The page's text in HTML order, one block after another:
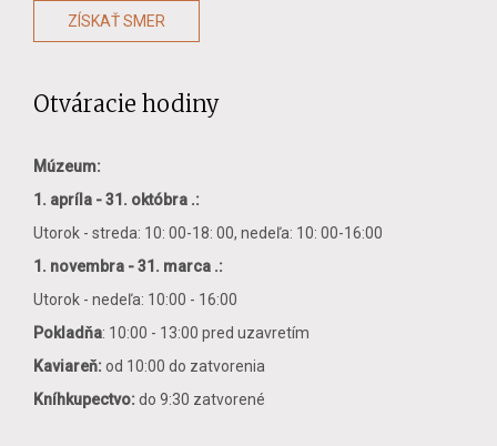
ZÍSKAŤ SMER
Otváracie hodiny
Múzeum:
1. apríla - 31. októbra .:
Utorok - streda: 10: 00-18: 00, nedeľa: 10: 00-16:00
1. novembra - 31. marca .:
Utorok - nedeľa: 10:00 - 16:00
Pokladňa: 10:00 - 13:00 pred uzavretím
Kaviareň: od 10:00 do zatvorenia
Kníhkupectvo: do 9:30 zatvorené